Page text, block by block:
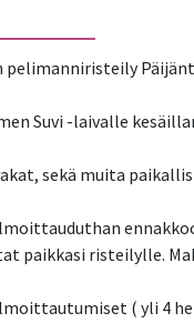
Suvi -laivalle
sekä muita
paikkasi risteilylle.
( yli 4